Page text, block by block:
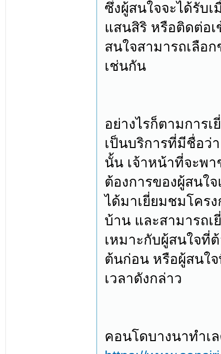
ซึ่งผู้สนใจจะได้รับ
แสนสิริ หรือติดต่อเ
สนใจสามารถเลือ
เช่นกัน
อย่างไรก็ตามการ
เป็นบริการที่มีชื่อว่า
นั้น เจ้าหน้าที่จะพ
ต้องการของผู้สนใ
ได้มาเยี่ยมชมโคร
บ้าน และสามารถ
เหมาะกับผู้สนใจที่
ต้นก่อน หรือผู้สนใ
เวลาดังกล่าว
คอนโดบางนาทำเ